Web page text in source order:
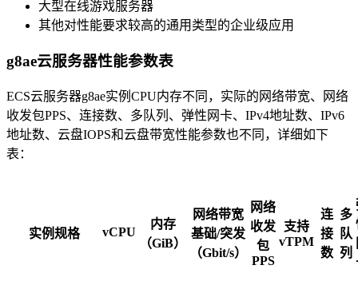
大型在线游戏服务器
其他对性能要求较高的通用类型的企业级应用
g8ae云服务器性能参数表
ECS云服务器g8ae实例CPU内存不同，实际的网络带宽、网络
收发包PPS、连接数、多队列、弹性网卡、IPv4地址数、IPv6
地址数、云盘IOPS和云盘带宽性能参数也不同，详细如下
表：
实例规格 vCPU
内存
（GiB）
网络带宽
基础/突发
（Gbit/s）
网络
收发
包
PPS
支持
vTPM
连
接
数
多
队
列